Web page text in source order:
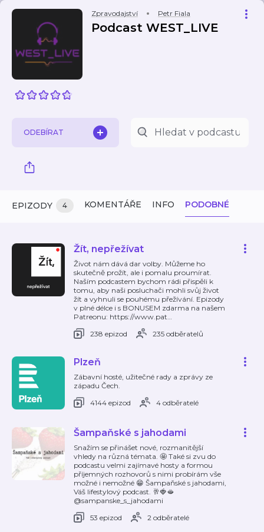
Zpravodajství Petr Fiala
Podcast WEST_LIVE
ODEBÍRAT
EPIZODY 4 KOMENTÁŘE INFO PODOBNÉ
Žít, nepřežívat
Život nám dává dar volby. Můžeme ho
skutečně prožít, ale i pomalu proumírat.
Naším podcastem bychom rádi přispěli k
tomu, aby naši posluchači mohli svůj život
žít a vyhnuli se pouhému přežívání. Epizody
v plné délce i s BONUSEM zdarma na našem
Patreonu: https://www.pat…
238 epizod
235 odběratelů
Plzeň
Zábavní hosté, užitečné rady a zprávy ze
západu Čech.
4144 epizod
4 odběratelé
Šampaňské s jahodami
Snažím se přinášet nové, rozmanitější
vhledy na různá témata. 🤩 Také si zvu do
podcastu velmi zajímavé hosty a formou
příjemných rozhovorů s nimi probírám vše
možné i nemožné 😁 Šampaňské s jahodami,
Váš lifestylový podcast. 🥂🍓🫦
@sampanske_s_jahodami
53 epizod
2 odběratelé